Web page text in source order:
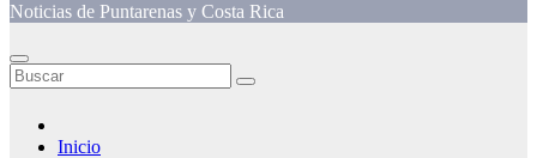
Noticias de Puntarenas y Costa Rica
Inicio